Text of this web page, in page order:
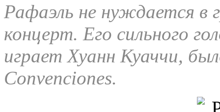
Рафаэль не нуждается в
концерт. Его сильного
играет Хуанн Куаччи,
Convenciones.